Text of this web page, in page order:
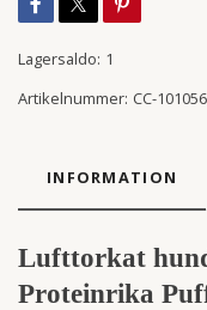
Lagersaldo: 1
Artikelnummer: CC-101056
INFORMATION
Lufttorkat
Proteinrika